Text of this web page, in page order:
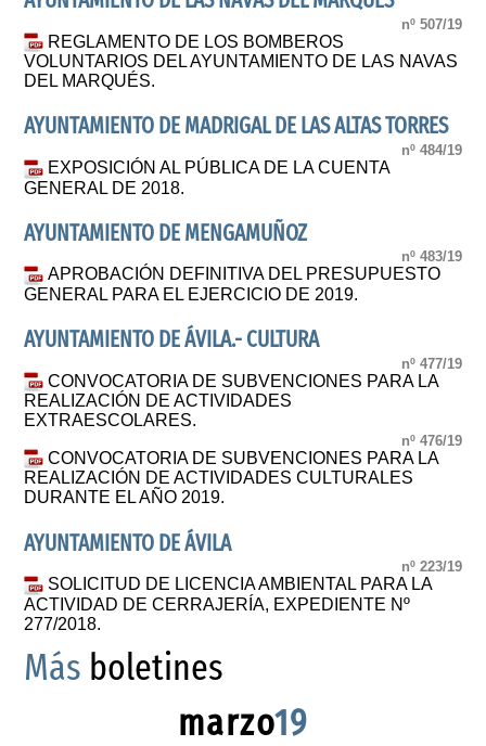
nº 507/19
REGLAMENTO DE LOS BOMBEROS
VOLUNTARIOS DEL AYUNTAMIENTO DE LAS NAVAS
DEL MARQUÉS.
AYUNTAMIENTO DE MADRIGAL DE LAS ALTAS TORRES
nº 484/19
EXPOSICIÓN AL PÚBLICA DE LA CUENTA
GENERAL DE 2018.
AYUNTAMIENTO DE MENGAMUÑOZ
nº 483/19
APROBACIÓN DEFINITIVA DEL PRESUPUESTO
GENERAL PARA EL EJERCICIO DE 2019.
AYUNTAMIENTO DE ÁVILA.- CULTURA
nº 477/19
CONVOCATORIA DE SUBVENCIONES PARA LA
REALIZACIÓN DE ACTIVIDADES
EXTRAESCOLARES.
nº 476/19
CONVOCATORIA DE SUBVENCIONES PARA LA
REALIZACIÓN DE ACTIVIDADES CULTURALES
DURANTE EL AÑO 2019.
AYUNTAMIENTO DE ÁVILA
nº 223/19
SOLICITUD DE LICENCIA AMBIENTAL PARA LA
ACTIVIDAD DE CERRAJERÍA, EXPEDIENTE Nº
277/2018.
Más boletines
marzo19